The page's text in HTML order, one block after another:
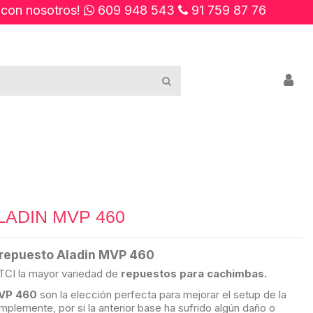
nosotros! 609 948 543 91 759 87 76
MVP 460
Aladin MVP 460
la mayor variedad de repuestos para cachimbas.
460 son la elección perfecta para mejorar el setup de la
por si la anterior base ha sufrido algún daño o